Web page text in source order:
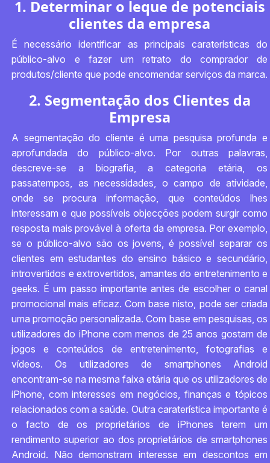
1. Determinar o leque de potenciais
clientes da empresa
É necessário identificar as principais caraterísticas do
público-alvo e fazer um retrato do comprador de
produtos/cliente que pode encomendar serviços da marca.
2. Segmentação dos Clientes da
Empresa
A segmentação do cliente é uma pesquisa profunda e
aprofundada do público-alvo. Por outras palavras,
descreve-se a biografia, a categoria etária, os
passatempos, as necessidades, o campo de atividade,
onde se procura informação, que conteúdos lhes
interessam e que possíveis objecções podem surgir como
resposta mais provável à oferta da empresa. Por exemplo,
se o público-alvo são os jovens, é possível separar os
clientes em estudantes do ensino básico e secundário,
introvertidos e extrovertidos, amantes do entretenimento e
geeks. É um passo importante antes de escolher o canal
promocional mais eficaz. Com base nisto, pode ser criada
uma promoção personalizada. Com base em pesquisas, os
utilizadores do iPhone com menos de 25 anos gostam de
jogos e conteúdos de entretenimento, fotografias e
vídeos. Os utilizadores de smartphones Android
encontram-se na mesma faixa etária que os utilizadores de
iPhone, com interesses em negócios, finanças e tópicos
relacionados com a saúde. Outra caraterística importante é
o facto de os proprietários de iPhones terem um
rendimento superior ao dos proprietários de smartphones
Android. Não demonstram interesse em descontos em